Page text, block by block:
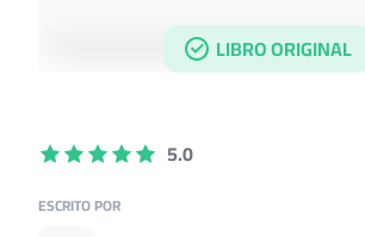
LIBRO ORIGINAL
5.0
ESCRITO POR